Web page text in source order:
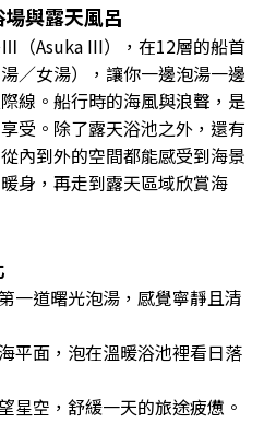
與露天風呂
（Asuka III），在12層的船首
／女湯），讓你一邊泡湯一邊
線。船行時的海風與浪聲，是
受。除了露天浴池之外，還有
內到外的空間都能感受到海景
身，再走到露天區域欣賞海
一道曙光泡湯，感覺寧靜且清
平面，泡在溫暖浴池裡看日落
星空，舒緩一天的旅途疲憊。